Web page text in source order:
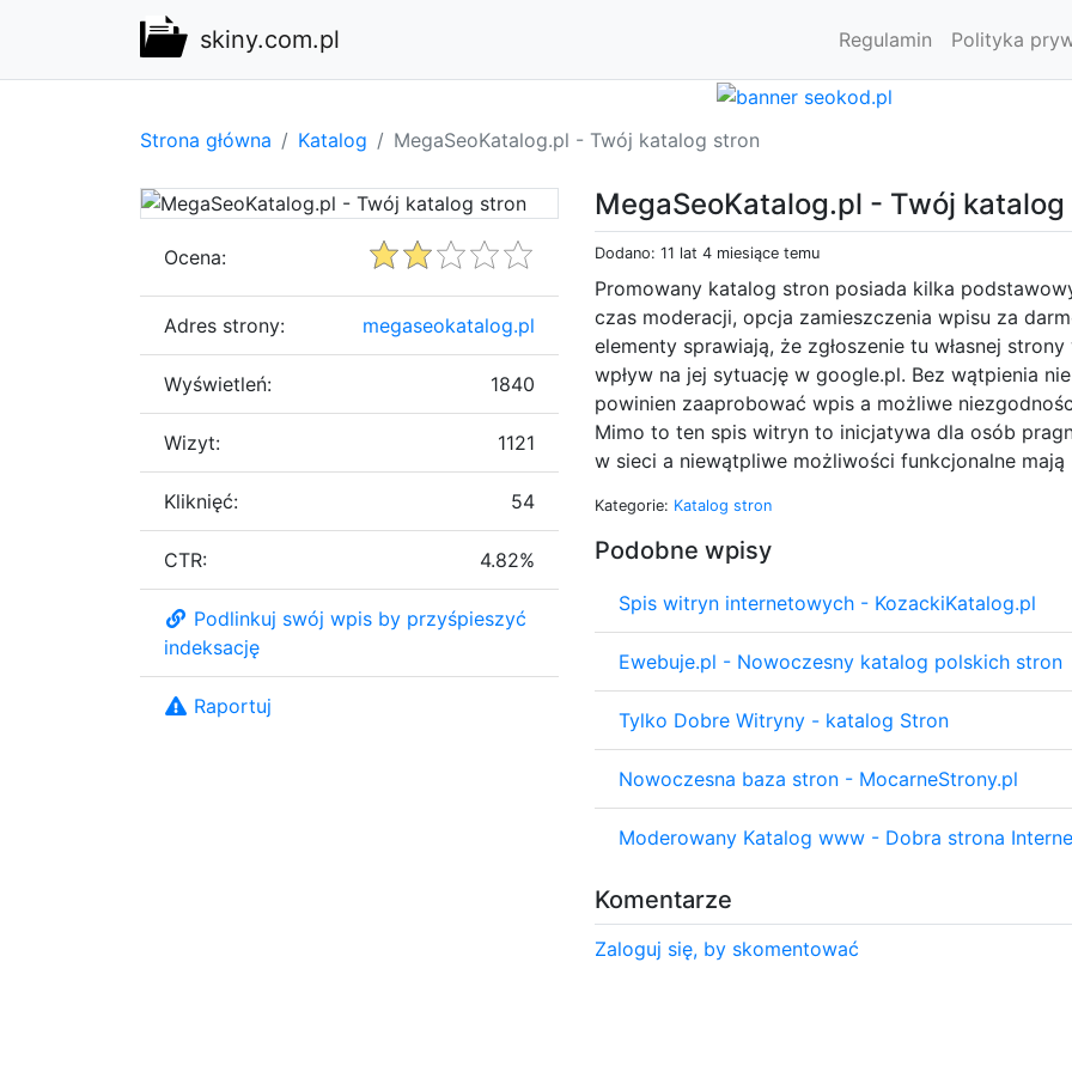
skiny.com.pl Regulamin Polityka
Strona główna Katalog MegaSeoKatalog.pl - Twój katalog stron
MegaSeoKatalog.pl - Twój
Dodano: 11 lat 4 miesiące temu
Promowany katalog stron posiada kilka
czas moderacji, opcja zamieszczenia wpisu za
elementy sprawiają, że zgłoszenie tu własnej
wpływ na jej sytuację w google.pl. Bez wątpienia
powinien zaaprobować wpis a możliwe
Mimo to ten spis witryn to inicjatywa dla osób
w sieci a niewątpliwe możliwości funkcjonalne
Kategorie: Katalog stron
Podobne wpisy
Spis witryn internetowych - KozackiKatalog.pl
Ewebuje.pl - Nowoczesny katalog polskich stron
Tylko Dobre Witryny - katalog Stron
Nowoczesna baza stron - MocarneStrony.pl
Moderowany Katalog www - Dobra strona
Komentarze
Zaloguj się, by skomentować
Ocena:
Adres strony: megaseokatalog.pl
Wyświetleń: 1840
Wizyt: 1121
Kliknięć: 54
CTR: 4.82%
Podlinkuj swój wpis by przyśpieszyć
indeksację
Raportuj